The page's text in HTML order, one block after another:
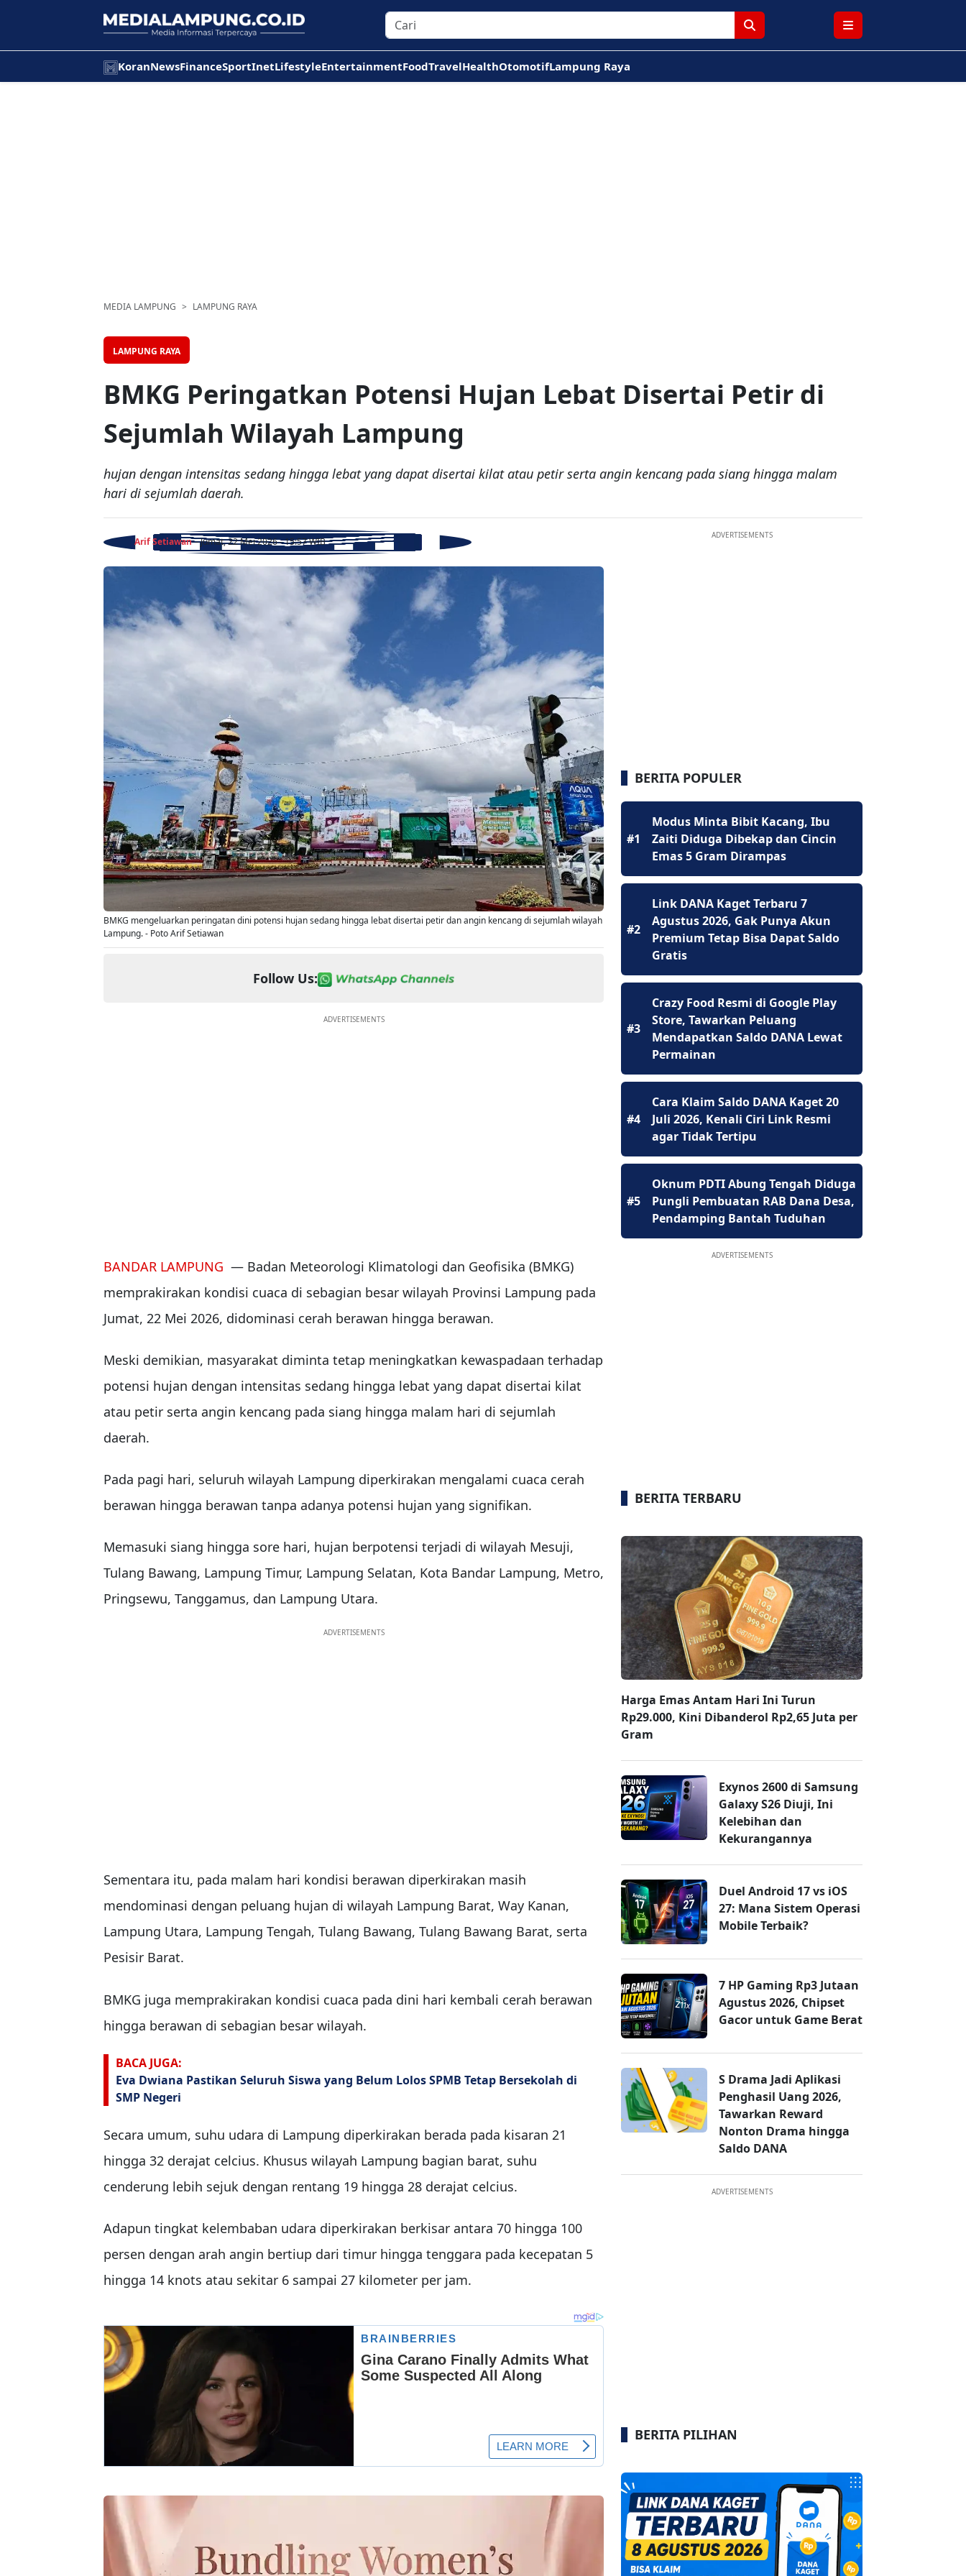
KoranNewsFinanceSportInetLifestyleEntertainmentFoodTravelHealthOtomotifLampung Raya
MEDIA LAMPUNG LAMPUNG RAYA
LAMPUNG RAYA
BMKG Peringatkan Potensi Hujan Lebat Disertai Petir di
Sejumlah Wilayah Lampung
hujan dengan intensitas sedang hingga lebat yang dapat disertai kilat atau petir serta angin kencang pada siang hingga malam
hari di sejumlah daerah.
Arif Setiawan - Jumat, 22 Mei 2026 - 15:57 WIB
BMKG mengeluarkan peringatan dini potensi hujan sedang hingga lebat disertai petir dan angin kencang di sejumlah wilayah
Lampung. - Poto Arif Setiawan
Follow Us:
ADVERTISEMENTS
BANDAR LAMPUNG — Badan Meteorologi Klimatologi dan Geofisika (BMKG)
memprakirakan kondisi cuaca di sebagian besar wilayah Provinsi Lampung pada
Jumat, 22 Mei 2026, didominasi cerah berawan hingga berawan.
Meski demikian, masyarakat diminta tetap meningkatkan kewaspadaan terhadap
potensi hujan dengan intensitas sedang hingga lebat yang dapat disertai kilat
atau petir serta angin kencang pada siang hingga malam hari di sejumlah
daerah.
Pada pagi hari, seluruh wilayah Lampung diperkirakan mengalami cuaca cerah
berawan hingga berawan tanpa adanya potensi hujan yang signifikan.
Memasuki siang hingga sore hari, hujan berpotensi terjadi di wilayah Mesuji,
Tulang Bawang, Lampung Timur, Lampung Selatan, Kota Bandar Lampung, Metro,
Pringsewu, Tanggamus, dan Lampung Utara.
ADVERTISEMENTS
Sementara itu, pada malam hari kondisi berawan diperkirakan masih
mendominasi dengan peluang hujan di wilayah Lampung Barat, Way Kanan,
Lampung Utara, Lampung Tengah, Tulang Bawang, Tulang Bawang Barat, serta
Pesisir Barat.
BMKG juga memprakirakan kondisi cuaca pada dini hari kembali cerah berawan
hingga berawan di sebagian besar wilayah.
BACA JUGA:
Eva Dwiana Pastikan Seluruh Siswa yang Belum Lolos SPMB Tetap Bersekolah di
SMP Negeri
Secara umum, suhu udara di Lampung diperkirakan berada pada kisaran 21
hingga 32 derajat celcius. Khusus wilayah Lampung bagian barat, suhu
cenderung lebih sejuk dengan rentang 19 hingga 28 derajat celcius.
Adapun tingkat kelembaban udara diperkirakan berkisar antara 70 hingga 100
persen dengan arah angin bertiup dari timur hingga tenggara pada kecepatan 5
hingga 14 knots atau sekitar 6 sampai 27 kilometer per jam.
ADVERTISEMENTS
BERITA POPULER
#1
Modus Minta Bibit Kacang, Ibu
Zaiti Diduga Dibekap dan Cincin
Emas 5 Gram Dirampas
#2
Link DANA Kaget Terbaru 7
Agustus 2026, Gak Punya Akun
Premium Tetap Bisa Dapat Saldo
Gratis
#3
Crazy Food Resmi di Google Play
Store, Tawarkan Peluang
Mendapatkan Saldo DANA Lewat
Permainan
#4
Cara Klaim Saldo DANA Kaget 20
Juli 2026, Kenali Ciri Link Resmi
agar Tidak Tertipu
#5
Oknum PDTI Abung Tengah Diduga
Pungli Pembuatan RAB Dana Desa,
Pendamping Bantah Tuduhan
ADVERTISEMENTS
BERITA TERBARU
Harga Emas Antam Hari Ini Turun
Rp29.000, Kini Dibanderol Rp2,65 Juta per
Gram
Exynos 2600 di Samsung
Galaxy S26 Diuji, Ini
Kelebihan dan
Kekurangannya
Duel Android 17 vs iOS
27: Mana Sistem Operasi
Mobile Terbaik?
7 HP Gaming Rp3 Jutaan
Agustus 2026, Chipset
Gacor untuk Game Berat
S Drama Jadi Aplikasi
Penghasil Uang 2026,
Tawarkan Reward
Nonton Drama hingga
Saldo DANA
ADVERTISEMENTS
BERITA PILIHAN